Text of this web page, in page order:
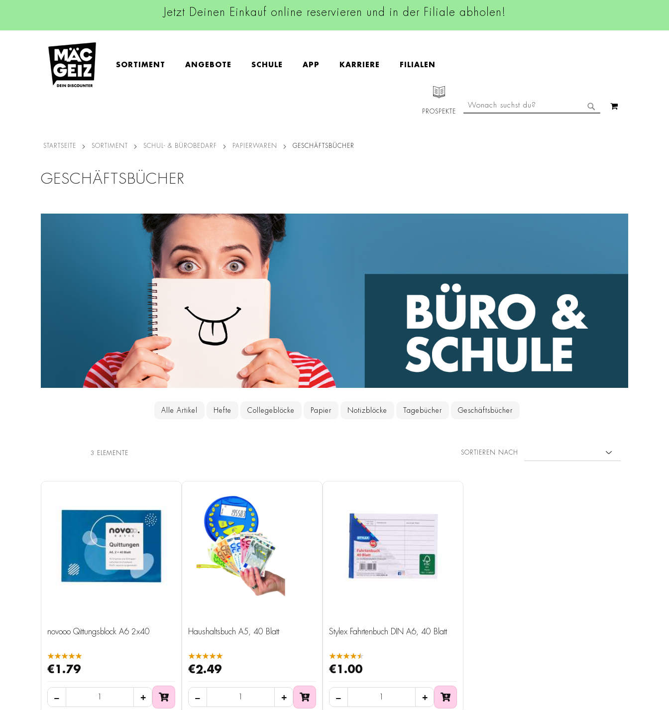
Jetzt Deinen Einkauf online reservieren und in der Filiale abholen!
SORTIMENT ANGEBOTE SCHULE APP KARRIERE FILIALEN
PROSPEKTE
SUCHE
STARTSEITE SORTIMENT SCHUL- & BÜROBEDARF PAPIERWAREN GESCHÄFTSBÜCHER
GESCHÄFTSBÜCHER
Alle Artikel Hefte Collegeblöcke Papier Notizblöcke Tagebücher Geschäftsbücher
3 ELEMENTE SORTIEREN NACH
novooo Qittungsblock A6 2x40
★★★★★
€1.79
Haushaltsbuch A5, 40 Blatt
★★★★★
€2.49
Stylex Fahrtenbuch DIN A6, 40 Blatt
★★★★★
€1.00